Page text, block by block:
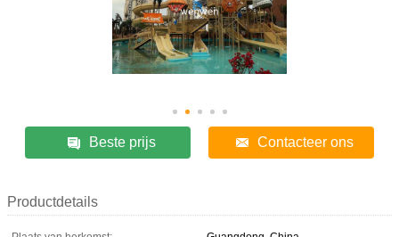
Beste prijs Contacteer ons
Productdetails